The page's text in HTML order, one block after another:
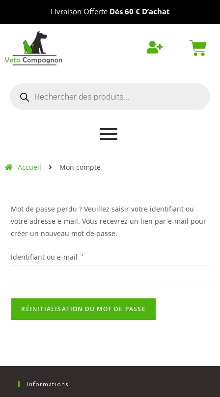
Livraison Offerte Dès 60 € D’achat
Accueil Mon compte
Mot de passe perdu ? Veuillez saisir votre identifiant ou
votre adresse e-mail. Vous recevrez un lien par e-mail pour
créer un nouveau mot de passe.
Identifiant ou e-mail *
RÉINITIALISATION DU MOT DE PASSE
Informations